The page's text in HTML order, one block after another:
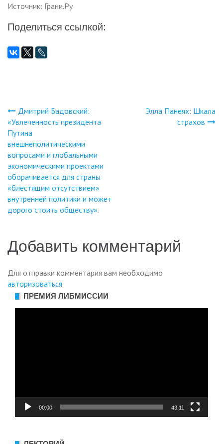
Источник: Грани.Ру
Поделиться ссылкой:
Навигация
по
записям
Дмитрий Бадовский:
«Увлеченность президента
Путина
внешнеполитическими
вопросами и глобальными
экономическими проектами
оборачивается для страны
«блестящим отсутствием»
внутренней политики и может
дорого стоить обществу».
Элла Панеях: Шкала
страхов
Добавить комментарий
Для отправки комментария вам необходимо
авторизоваться.
ПРЕМИЯ ЛИБМИССИИ
00:00 43:11